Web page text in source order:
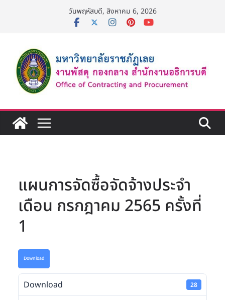
วันพฤหัสบดี, สิงหาคม 6, 2026
แผนการจัดซื้อจัดจ้างประจำ
เดือน กรกฎาคม 2565 ครั้งที่
1
Download
Download 28